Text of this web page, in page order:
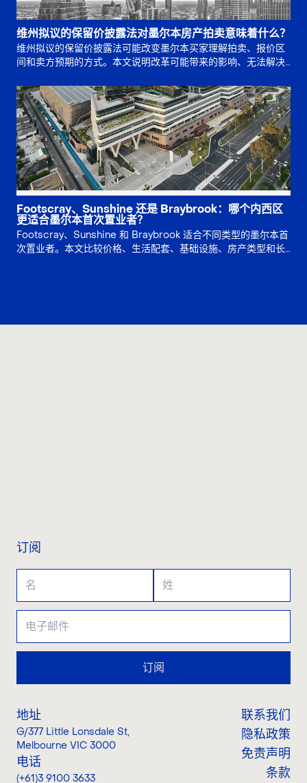
维州拟议的保留价披露法对墨尔本房产拍卖意味着什么？
维州拟议的保留价披露法可能改变墨尔本买家理解拍卖、报价区
间和卖方预期的方式。本文说明改革可能带来的影响、无法解决
Footscray、Sunshine 还是 Braybrook：哪个内西区
更适合墨尔本首次置业者？
Footscray、Sunshine 和 Braybrook 适合不同类型的墨尔本首
次置业者。本文比较价格、生活配套、基础设施、房产类型和长
订阅
订阅
地址
G/377 Little Lonsdale St,
Melbourne VIC 3000
电话
(+61)3 9100 3633
联系我们
隐私政策
免责声明
条款